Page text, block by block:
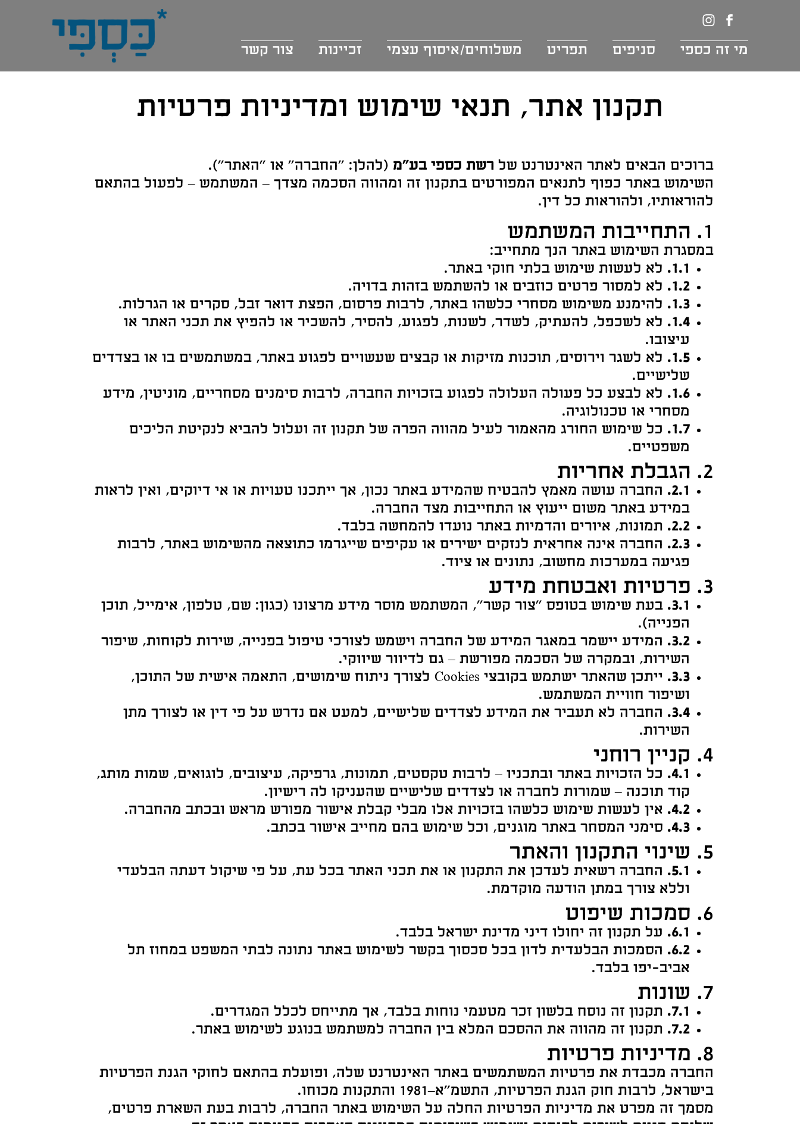
כספילעמוד
של
כספי
מי זה כספי סניפים תפריט משלוחים/איסוף עצמי זכיינות צור קשר
תקנון אתר, תנאי שימוש ומדיניות פרטיות
ברוכים הבאים לאתר האינטרנט של רשת כספי בע"מ (להלן: "החברה" או "האתר").
השימוש באתר כפוף לתנאים המפורטים בתקנון זה ומהווה הסכמה מצדך – המשתמש – לפעול בהתאם
להוראותיו, ולהוראות כל דין.
1. התחייבות המשתמש
במסגרת השימוש באתר הנך מתחייב:
1.1.
לא לעשות שימוש בלתי חוקי באתר.
1.2.
לא למסור פרטים כוזבים או להשתמש בזהות בדויה.
1.3.
להימנע משימוש מסחרי כלשהו באתר, לרבות פרסום, הפצת דואר זבל, סקרים או הגרלות.
1.4.
לא לשכפל, להעתיק, לשדר, לשנות, לפגוע, להסיר, להשכיר או להפיץ את תכני האתר או
עיצובו.
1.5.
לא לשגר וירוסים, תוכנות מזיקות או קבצים שעשויים לפגוע באתר, במשתמשים בו או בצדדים
שלישיים.
1.6.
לא לבצע כל פעולה העלולה לפגוע בזכויות החברה, לרבות סימנים מסחריים, מוניטין, מידע
מסחרי או טכנולוגיה.
1.7.
כל שימוש החורג מהאמור לעיל מהווה הפרה של תקנון זה ועלול להביא לנקיטת הליכים
משפטיים.
2. הגבלת אחריות
2.1.
החברה עושה מאמץ להבטיח שהמידע באתר נכון, אך ייתכנו טעויות או אי דיוקים, ואין לראות
במידע באתר משום ייעוץ או התחייבות מצד החברה.
2.2.
תמונות, איורים והדמיות באתר נועדו להמחשה בלבד.
2.3.
החברה אינה אחראית לנזקים ישירים או עקיפים שייגרמו כתוצאה מהשימוש באתר, לרבות
פגיעה במערכות מחשוב, נתונים או ציוד.
3. פרטיות ואבטחת מידע
3.1.
בעת שימוש בטופס "צור קשר", המשתמש מוסר מידע מרצונו (כגון: שם, טלפון, אימייל, תוכן
הפנייה).
3.2.
המידע יישמר במאגר המידע של החברה וישמש לצורכי טיפול בפנייה, שירות לקוחות, שיפור
השירות, ובמקרה של הסכמה מפורשת – גם לדיוור שיווקי.
3.3.
ייתכן שהאתר ישתמש בקובצי Cookies לצורך ניתוח שימושים, התאמה אישית של התוכן,
ושיפור חוויית המשתמש.
3.4.
החברה לא תעביר את המידע לצדדים שלישיים, למעט אם נדרש על פי דין או לצורך מתן
השירות.
4. קניין רוחני
4.1.
כל הזכויות באתר ובתכניו – לרבות טקסטים, תמונות, גרפיקה, עיצובים, לוגואים, שמות מותג,
קוד תוכנה – שמורות לחברה או לצדדים שלישיים שהעניקו לה רישיון.
4.2.
אין לעשות שימוש כלשהו בזכויות אלו מבלי קבלת אישור מפורש מראש ובכתב מהחברה.
4.3.
סימני המסחר באתר מוגנים, וכל שימוש בהם מחייב אישור בכתב.
5. שינוי התקנון והאתר
5.1.
החברה רשאית לעדכן את התקנון או את תכני האתר בכל עת, על פי שיקול דעתה הבלעדי
וללא צורך במתן הודעה מוקדמת.
6. סמכות שיפוט
6.1.
על תקנון זה יחולו דיני מדינת ישראל בלבד.
6.2.
הסמכות הבלעדית לדון בכל סכסוך בקשר לשימוש באתר נתונה לבתי המשפט במחוז תל
אביב-יפו בלבד.
7. שונות
7.1.
תקנון זה נוסח בלשון זכר מטעמי נוחות בלבד, אך מתייחס לכלל המגדרים.
7.2.
תקנון זה מהווה את ההסכם המלא בין החברה למשתמש בנוגע לשימוש באתר.
8. מדיניות פרטיות
החברה מכבדת את פרטיות המשתמשים באתר האינטרנט שלה, ופועלת בהתאם לחוקי הגנת הפרטיות
בישראל, לרבות חוק הגנת הפרטיות, התשמ"א–1981 והתקנות מכוחו.
מסמך זה מפרט את מדיניות הפרטיות החלה על השימוש באתר החברה, לרבות בעת השארת פרטים,